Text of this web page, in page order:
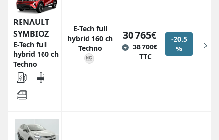
RENAULT
SYMBIOZ
E-Tech full
hybrid 160 ch
Techno
E-Tech full
hybrid 160 ch
Techno
30 765€
38 700€
TTC
-20.5
%